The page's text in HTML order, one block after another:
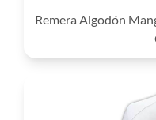
Remera Algodón